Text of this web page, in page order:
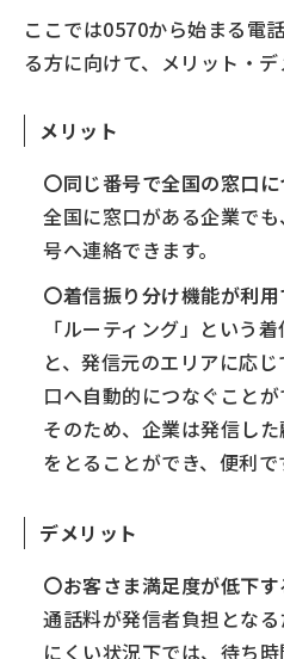
ここでは0570から始まる電
る方に向けて、メリット・デ
メリット
〇同じ番号で全国の窓口
全国に窓口がある企業で
号へ連絡できます。
〇着信振り分け機能が利用
「ルーティング」という
と、発信元のエリアに応
口へ自動的につなぐことが
そのため、企業は発信し
をとることができ、便利で
デメリット
〇お客さま満足度が低下
通話料が発信者負担とな
にくい状況下では、待ち